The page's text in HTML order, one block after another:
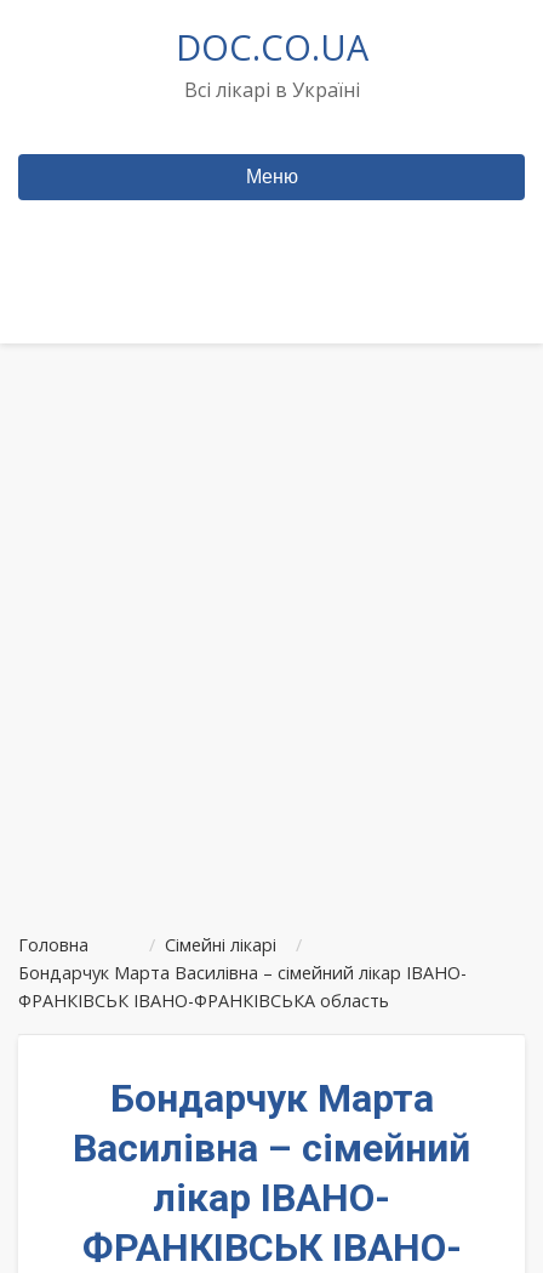
DOC.CO.UA
Всі лікарі в Україні
Меню
Головна / Сімейні лікарі
/
Бондарчук Марта Василівна – сімейний лікар ІВАНО-
ФРАНКІВСЬК ІВАНО-ФРАНКІВСЬКА область
Бондарчук Марта
Василівна – сімейний
лікар ІВАНО-
ФРАНКІВСЬК ІВАНО-